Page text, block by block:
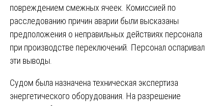
повреждением смежных ячеек. Комиссией по
расследованию причин аварии были высказаны
предположения о неправильных действиях персонала
при производстве переключений. Персонал оспаривал
эти выводы.
Судом была назначена техническая экспертиза
энергетического оборудования. На разрешение